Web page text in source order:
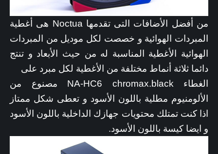
من أفضل الأضافات التى تقدمها Noctua هى أغطية
المبردات الهوائية و خصصت لكل موديل من المبردات
الهوائية الأغطية المناسبة له من حيث الأبعاد و تنتج
دائما ثلاثة أنماط مختلفة من الأغطية لكل مبرد على
الغطاء NA-HC6 chromax.black مصنوع من
الألومنيوم مطلية باللون الأسود و تعطى شكل ممتاز
اذا كنت تمتلك محتويات جهازك الداخلية باللون الأسود
و ايضا كيسة باللون الأسود.